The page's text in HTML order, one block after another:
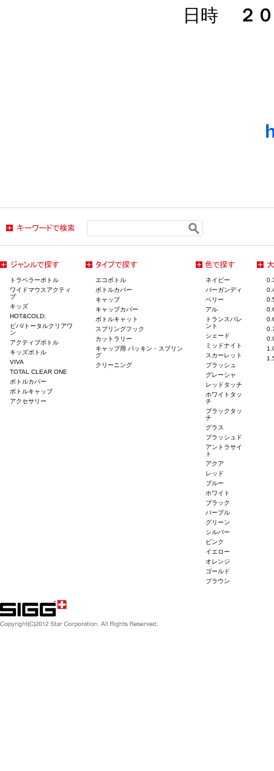
日時
２
トラベラーボトル
ワイドマウスアクティ
ブ
キッズ
HOT&COLD;
ビバ/トータルクリアワ
ン
アクティブボトル
キッズボトル
VIVA
TOTAL CLEAR ONE
ボトルカバー
ボトルキャップ
アクセサリー
エコボトル
ボトルカバー
キャップ
キャップカバー
ボトルキャット
スプリングフック
カットラリー
キャップ用 パッキン・スプリン
グ
クリーニング
ネイビー
バーガンディ
ベリー
アル
トランスパレ
ント
シェード
ミッドナイト
スカーレット
ブラッシュ
グレーシャ
レッドタッチ
ホワイトタッ
チ
ブラックタッ
チ
グラス
ブラッシュド
アントラサイ
ト
アクア
レッド
ブルー
ホワイト
ブラック
パープル
グリーン
シルバー
ピンク
イエロー
オレンジ
ゴールド
ブラウン